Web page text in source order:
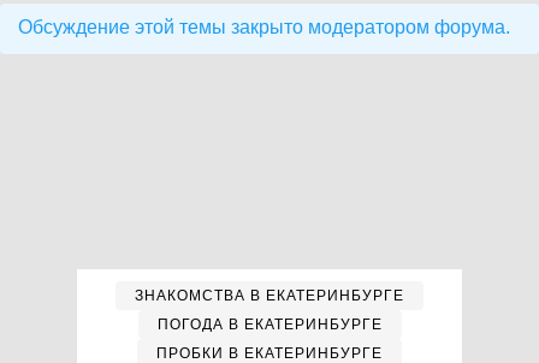
Обсуждение этой темы закрыто модератором форума.
ЗНАКОМСТВА В ЕКАТЕРИНБУРГЕ
ПОГОДА В ЕКАТЕРИНБУРГЕ
ПРОБКИ В ЕКАТЕРИНБУРГЕ